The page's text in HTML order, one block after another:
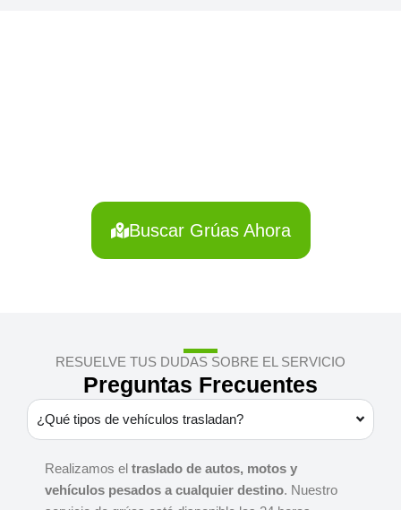
Buscar Grúas Ahora
RESUELVE TUS DUDAS SOBRE EL SERVICIO
Preguntas Frecuentes
¿Qué tipos de vehículos trasladan?
Realizamos el traslado de autos, motos y
vehículos pesados a cualquier destino. Nuestro